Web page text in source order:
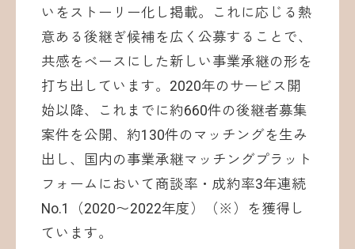
いをストーリー化し掲載。これに応じる熱
意ある後継ぎ候補を広く公募することで、
共感をベースにした新しい事業承継の形を
打ち出しています。2020年のサービス開
始以降、これまでに約660件の後継者募集
案件を公開、約130件のマッチングを生み
出し、国内の事業承継マッチングプラット
フォームにおいて商談率・成約率3年連続
No.1（2020〜2022年度）（※）を獲得し
ています。